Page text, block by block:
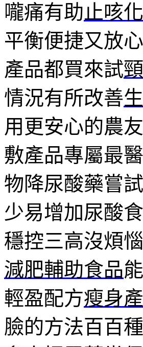
嚨痛有助 止咳
平衡便捷又放心
產品都買來試
情況有所改善
用更安心的農友
敷產品專屬最
物降尿酸藥嘗
少易增加尿酸
穩控三高沒煩
減肥輔助食品
輕盈配方瘦身
臉的方法百百種